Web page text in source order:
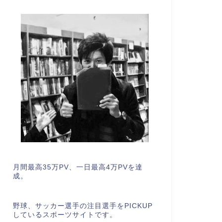
月間最高35万PV、一日最高4万PVを達
成。
野球、サッカー選手の注目選手をPICKUP
しているスポーツサイトです。